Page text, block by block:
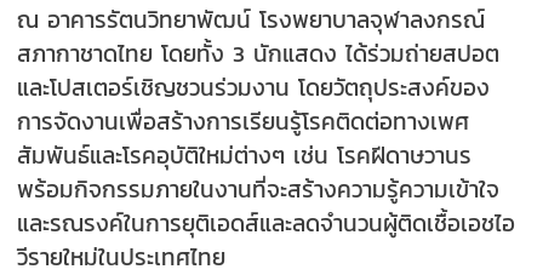
ณ อาคารรัตนวิทยาพัฒน์ โรงพยาบาลจุฬาลงกรณ์
สภากาชาดไทย โดยทั้ง 3 นักแสดง ได้ร่วมถ่ายสปอต
และโปสเตอร์เชิญชวนร่วมงาน โดยวัตถุประสงค์ของ
การจัดงานเพื่อสร้างการเรียนรู้โรคติดต่อทางเพศ
สัมพันธ์และโรคอุบัติใหม่ต่างๆ เช่น โรคฝีดาษวานร
พร้อมกิจกรรมภายในงานที่จะสร้างความรู้ความเข้าใจ
และรณรงค์ในการยุติเอดส์และลดจำนวนผู้ติดเชื้อเอชไอ
วีรายใหม่ในประเทศไทย